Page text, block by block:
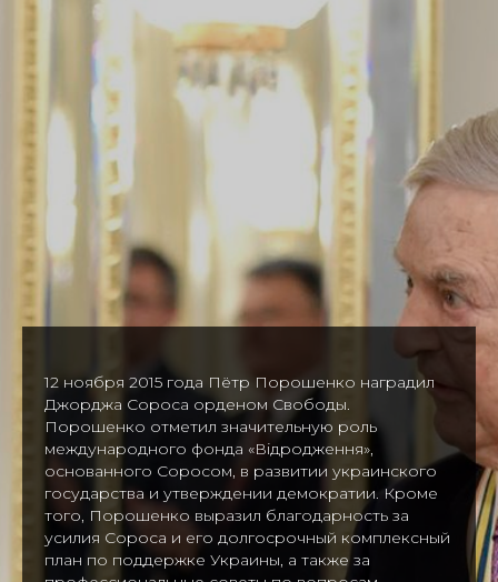
12 ноября 2015 года Пётр Порошенко наградил
Джорджа Сороса орденом Свободы.
Порошенко отметил значительную роль
международного фонда «Відродження»,
основанного Соросом, в развитии украинского
государства и утверждении демократии. Кроме
того, Порошенко выразил благодарность за
усилия Сороса и его долгосрочный комплексный
план по поддержке Украины, а также за